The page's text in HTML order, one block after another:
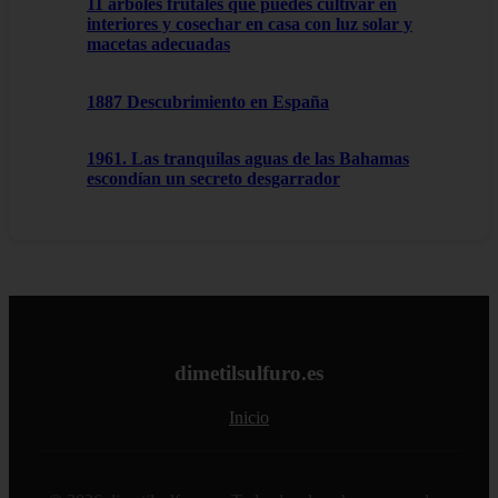
11 árboles frutales que puedes cultivar en
interiores y cosechar en casa con luz solar y
macetas adecuadas
1887 Descubrimiento en España
1961. Las tranquilas aguas de las Bahamas
escondían un secreto desgarrador
dimetilsulfuro.es
Inicio